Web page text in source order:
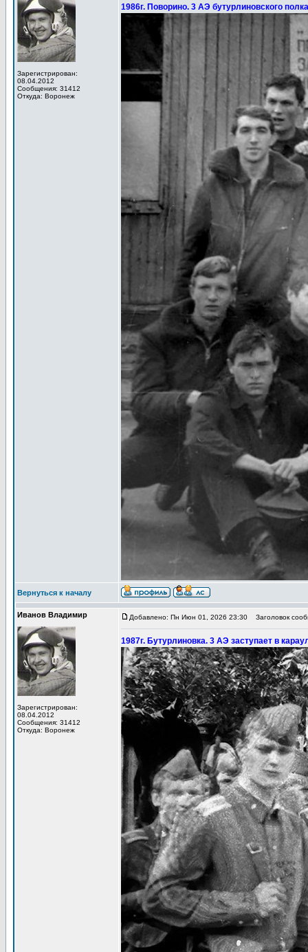
Зарегистрирован:
08.04.2012
Сообщения: 31412
Откуда: Воронеж
1986г. Поворино. 3 АЭ бутурлиновского
Вернуться к началу
Иванов Владимир
Зарегистрирован:
08.04.2012
Сообщения: 31412
Откуда: Воронеж
Добавлено: Пн Июн 01, 2026 23:30 Заголовок
1987г. Бутурлиновка. 3 АЭ заступает в